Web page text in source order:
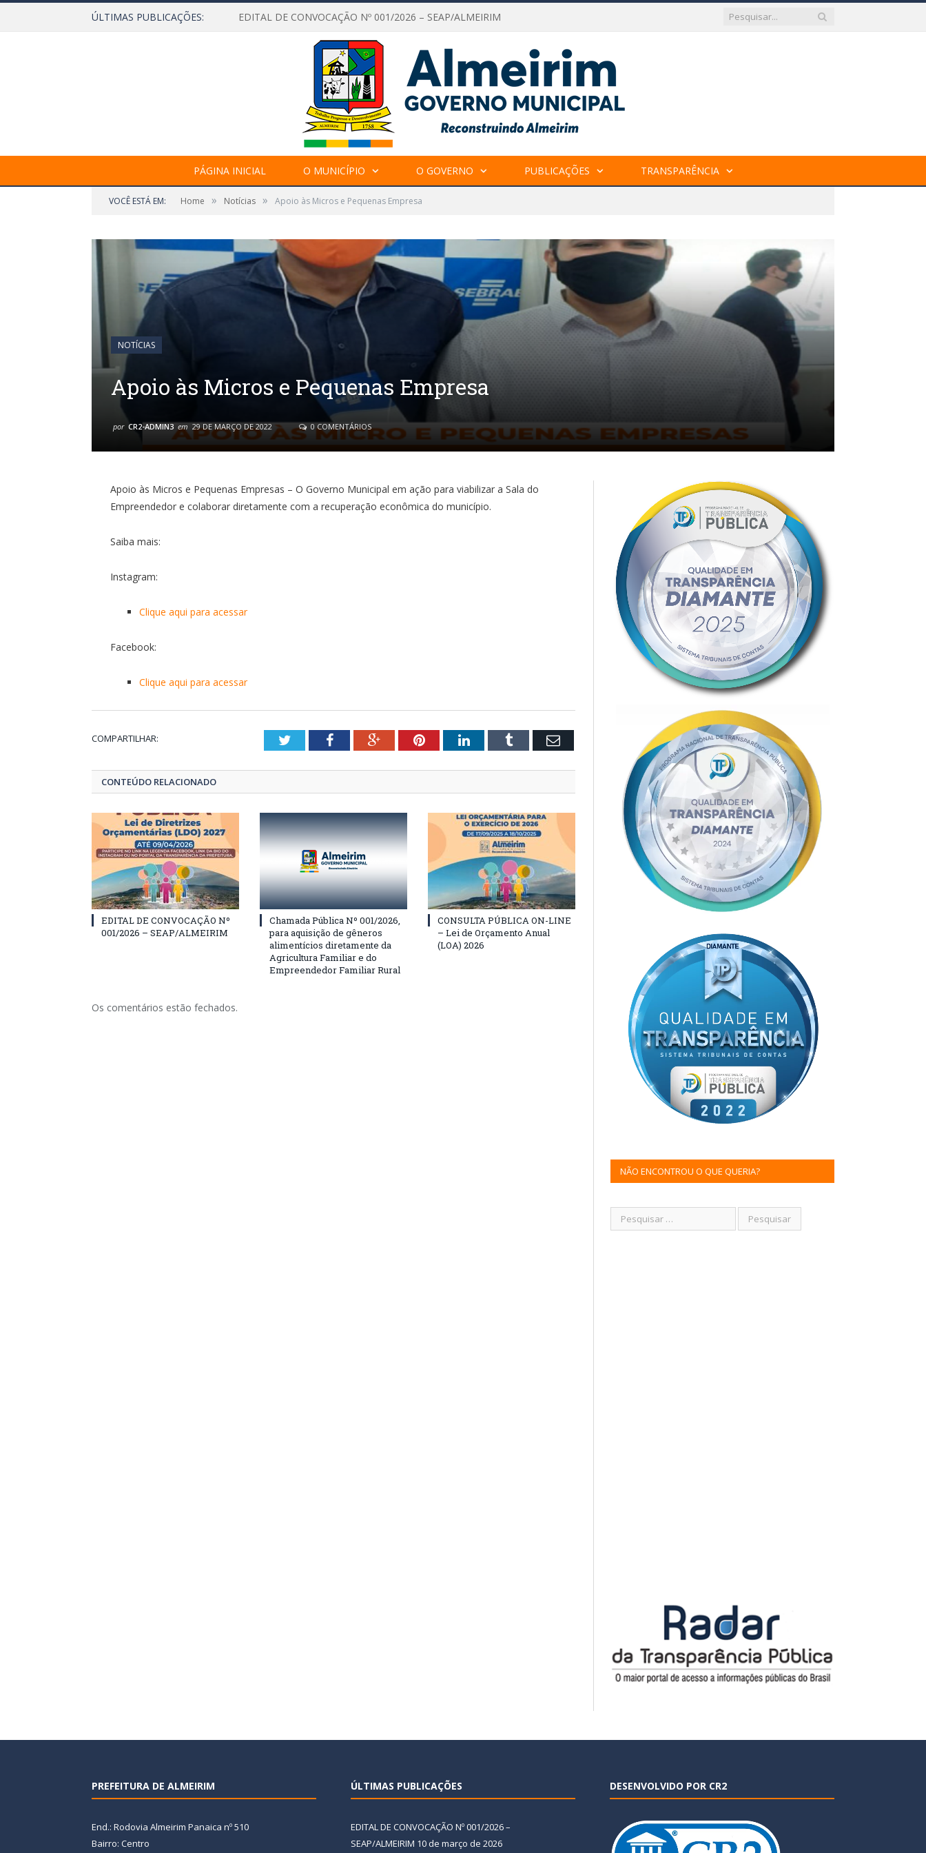
ÚLTIMAS PUBLICAÇÕES: EDITAL DE CONVOCAÇÃO Nº 001/2026 – SEAP/ALMEIRIM
PÁGINA INICIAL O MUNICÍPIO O GOVERNO PUBLICAÇÕES TRANSPARÊNCIA
VOCÊ ESTÁ EM: Home » Notícias » Apoio às Micros e Pequenas Empresa
NOTÍCIAS
Apoio às Micros e Pequenas Empresa
por CR2-ADMIN3 em 29 DE MARÇO DE 2022 0 COMENTÁRIOS
Apoio às Micros e Pequenas Empresas –O Governo Municipal em ação para viabilizar a Sala do
Empreendedor e colaborar diretamente com a recuperação econômica do município.
Saiba mais:
Instagram:
Clique aqui para acessar
Facebook:
Clique aqui para acessar
COMPARTILHAR: TwitterFacebookGoogle+PinterestLinkedInTumblr Email
CONTEÚDO RELACIONADO
EDITAL DE CONVOCAÇÃO Nº
001/2026 – SEAP/ALMEIRIM
Chamada Pública Nº 001/2026,
para aquisição de gêneros
alimentícios diretamente da
Agricultura Familiar e do
Empreendedor Familiar Rural
CONSULTA PÚBLICA ON-LINE
– Lei de Orçamento Anual
(LOA) 2026
Os comentários estão fechados.
NÃO ENCONTROU O QUE QUERIA?
PREFEITURA DE ALMEIRIM
End.: Rodovia Almeirim Panaica nº 510
Bairro: Centro
ÚLTIMAS PUBLICAÇÕES
EDITAL DE CONVOCAÇÃO Nº 001/2026 –
SEAP/ALMEIRIM 10 de março de 2026
DESENVOLVIDO POR CR2